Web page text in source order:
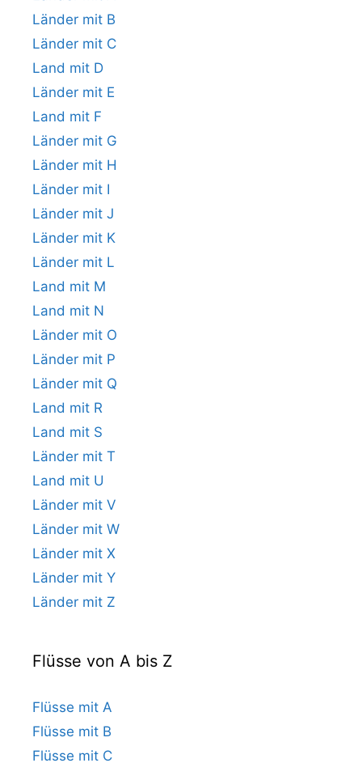
Länder mit B
Länder mit C
Land mit D
Länder mit E
Land mit F
Länder mit G
Länder mit H
Länder mit I
Länder mit J
Länder mit K
Länder mit L
Land mit M
Land mit N
Länder mit O
Länder mit P
Länder mit Q
Land mit R
Land mit S
Länder mit T
Land mit U
Länder mit V
Länder mit W
Länder mit X
Länder mit Y
Länder mit Z
Flüsse von A bis Z
Flüsse mit A
Flüsse mit B
Flüsse mit C